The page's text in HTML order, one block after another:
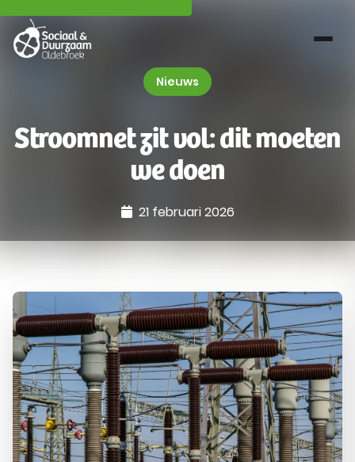
Nieuws
Stroomnet zit vol: dit moeten
we doen
21 februari 2026